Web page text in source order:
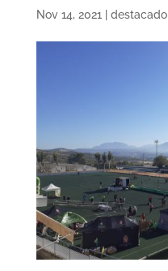
Nov 14, 2021 destacado